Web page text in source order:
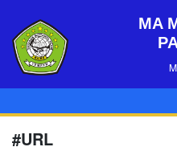
MA
#URL